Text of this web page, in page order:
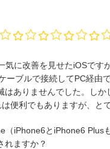
に改善を見せたiOSです
ブルで接続してPC経由
ありませんでした。し
便利でもありますが、と
iPhone6とiPhone6 Plus
れますか？